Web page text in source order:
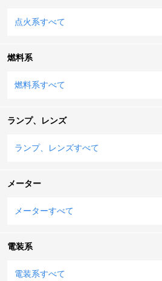
点火系すべて
燃料系
燃料系すべて
ランプ、レンズ
ランプ、レンズすべて
メーター
メーターすべて
電装系
電装系すべて